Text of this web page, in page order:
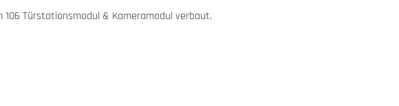
Türstationsmodul & Kameramodul verbaut.